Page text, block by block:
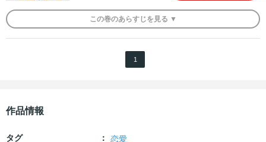
この巻のあらすじを 見る ▼
1
作品情報
タグ 恋愛